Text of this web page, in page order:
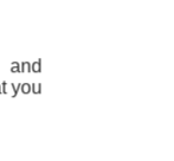
en
you